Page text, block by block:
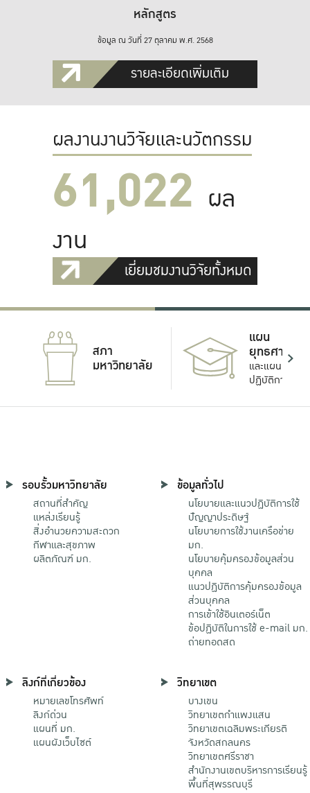
หลักสูตร
ข้อมูล ณ วันที่ 27 ตุลาคม พ.ศ. 2568
รายละเอียดเพิ่มเติม
ผลงานงานวิจัยและนวัตกรรม
61,022 ผล
งาน
เยี่ยมชมงานวิจัยทั้งหมด
สภา
มหาวิทยาลัย
แผน
ยุทธศาสตร์
และแผน
ปฏิบัติการ
รอบรั้วมหาวิทยาลัย
สถานที่สำคัญ
แหล่งเรียนรู้
สิ่งอำนวยความสะดวก
กีฬาและสุขภาพ
ผลิตภัณฑ์ มก.
ข้อมูลทั่วไป
นโยบายและแนวปฏิบัติการใช้
ปัญญาประดิษฐ์
นโยบายการใช้งานเครือข่าย
มก.
นโยบายคุ้มครองข้อมูลส่วน
บุคคล
แนวปฏิบัติการคุ้มครองข้อมูล
ส่วนบุคคล
การเข้าใช้อินเตอร์เน็ต
ข้อปฏิบัติในการใช้ e-mail มก.
ถ่ายทอดสด
ลิงก์ที่เกี่ยวข้อง
หมายเลขโทรศัพท์
ลิงก์ด่วน
แผนที่ มก.
แผนผังเว็บไซต์
วิทยาเขต
บางเขน
วิทยาเขตกําแพงแสน
วิทยาเขตเฉลิมพระเกียรติ
จังหวัดสกลนคร
วิทยาเขตศรีราชา
สำนักงานเขตบริหารการเรียนรู้
พื้นที่สุพรรณบุรี